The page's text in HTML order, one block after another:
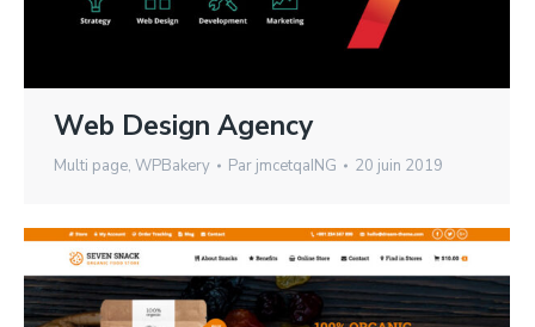
Web Design Agency
Multi page, WPBakery Par jmcetqaING 20 juin 2019